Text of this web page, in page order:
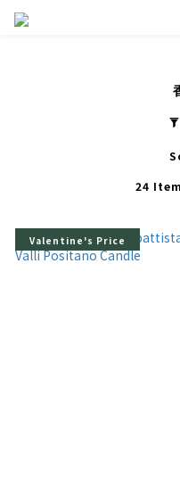
24
Valentine's Price